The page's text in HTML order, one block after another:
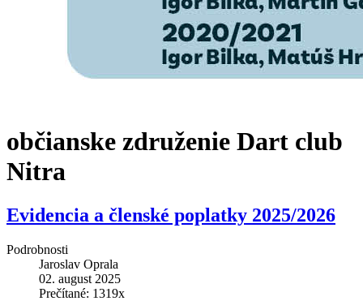
občianske združenie Dart club
Nitra
Evidencia a členské poplatky 2025/2026
Podrobnosti
Jaroslav Oprala
02. august 2025
Prečítané: 1319x